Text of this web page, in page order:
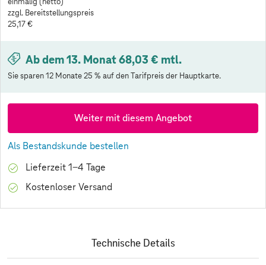
einmalig (netto)
zzgl. Bereitstellungspreis
25,17 €
Ab dem 13. Monat 68,03 € mtl.
Sie sparen 12 Monate 25 % auf den Tarifpreis der Hauptkarte.
Weiter mit diesem Angebot
Als Bestandskunde bestellen
Lieferzeit 1-4 Tage
Kostenloser Versand
Technische Details